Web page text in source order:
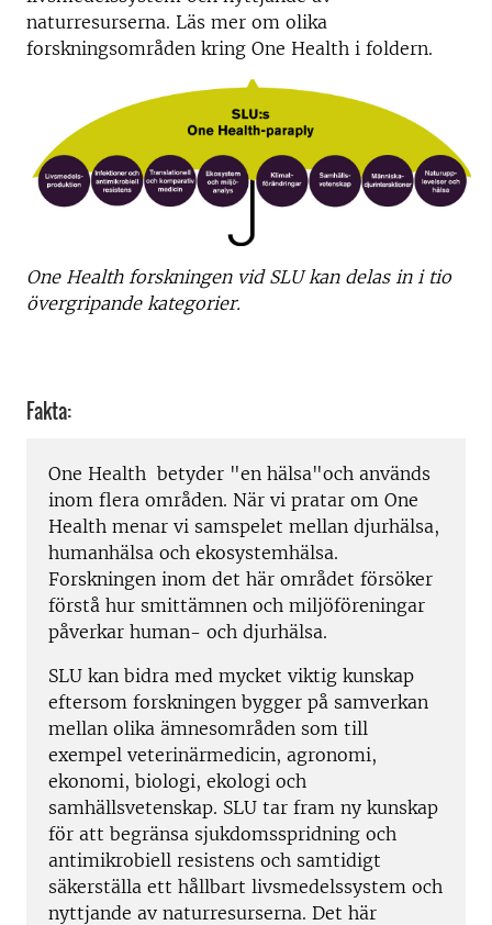
naturresurserna. Läs mer om olika
forskningsområden kring One Health i foldern.
One Health forskningen vid SLU kan delas in i tio
övergripande kategorier.
Fakta:
One Health betyder "en hälsa"och används
inom flera områden. När vi pratar om One
Health menar vi samspelet mellan djurhälsa,
humanhälsa och ekosystemhälsa.
Forskningen inom det här området försöker
förstå hur smittämnen och miljöföreningar
påverkar human- och djurhälsa.
SLU kan bidra med mycket viktig kunskap
eftersom forskningen bygger på samverkan
mellan olika ämnesområden som till
exempel veterinärmedicin, agronomi,
ekonomi, biologi, ekologi och
samhällsvetenskap. SLU tar fram ny kunskap
för att begränsa sjukdomsspridning och
antimikrobiell resistens och samtidigt
säkerställa ett hållbart livsmedelssystem och
nyttjande av naturresurserna. Det här